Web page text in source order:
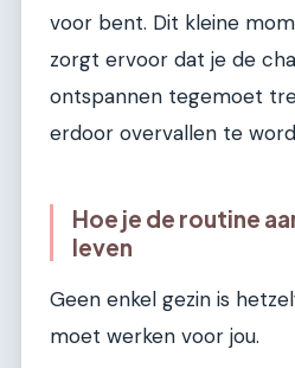
voor bent. Dit kleine
zorgt ervoor dat je de
ontspannen tegemoet
erdoor overvallen te
Hoe je de routine
leven
Geen enkel gezin is
moet werken voor jou.